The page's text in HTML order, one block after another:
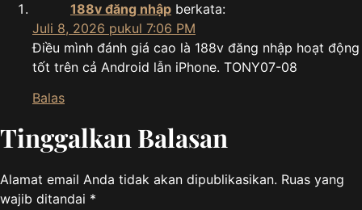
188v đăng nhập berkata:
Juli 8, 2026 pukul 7:06 PM
Điều mình đánh giá cao là 188v đăng nhập hoạt động
tốt trên cả Android lẫn iPhone. TONY07-08
Balas
Tinggalkan Balasan
Alamat email Anda tidak akan dipublikasikan. Ruas yang
wajib ditandai *